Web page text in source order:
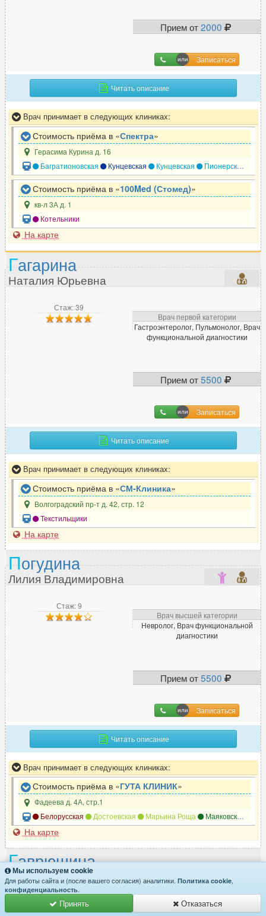
Прием от2000
Записаться
Читать описание
Врач принимает в следующих клиниках:
Стоимость приёма в «Спектра»
Герасима Курина д. 16
Багратионовская
Кунцевская Кунцевская Пионерская
Стоимость приёма в «100Med (Стомед)»
кв-л 3А д. 1
Котельники
На карте
Стаж: 39
Врач первой категории
Гастроэнтеролог, Пульмонолог, Врач
функциональной диагностики
Прием от5500
Записаться
Гагарина
Наталия Юрьевна
Читать описание
Врач принимает в следующих клиниках:
Стоимость приёма в «СМ-Клиника»
Волгоградский пр-т д. 42, стр. 12
Текстильщики
На карте
Стаж: 9
Врач высшей категории
Невролог, Врач функциональной
диагностики
Прием от5500
Записаться
Погудина
Лилия Владимировна
Читать описание
Врач принимает в следующих клиниках:
Стоимость приёма в «ГУТА КЛИНИК»
Фадеева д. 4А, стр.1
Белорусская
Достоевская Марьина Роща Маяковская
На карте
Стаж: 16
Гаврюшина
Светлана Валерьевна
Мы используем cookie
Для работы сайта и (после вашего согласия) аналитики. Политика cookie,
конфиденциальность.
Принять Отказаться